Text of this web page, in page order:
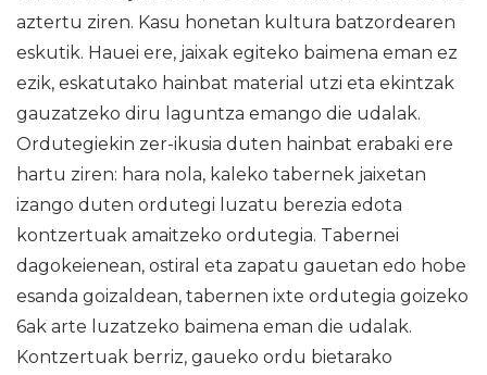
aztertu ziren. Kasu honetan kultura batzordearen
eskutik. Hauei ere, jaixak egiteko baimena eman ez
ezik, eskatutako hainbat material utzi eta ekintzak
gauzatzeko diru laguntza emango die udalak.
Ordutegiekin zer-ikusia duten hainbat erabaki ere
hartu ziren: hara nola, kaleko tabernek jaixetan
izango duten ordutegi luzatu berezia edota
kontzertuak amaitzeko ordutegia. Tabernei
dagokeienean, ostiral eta zapatu gauetan edo hobe
esanda goizaldean, tabernen ixte ordutegia goizeko
6ak arte luzatzeko baimena eman die udalak.
Kontzertuak berriz, gaueko ordu bietarako